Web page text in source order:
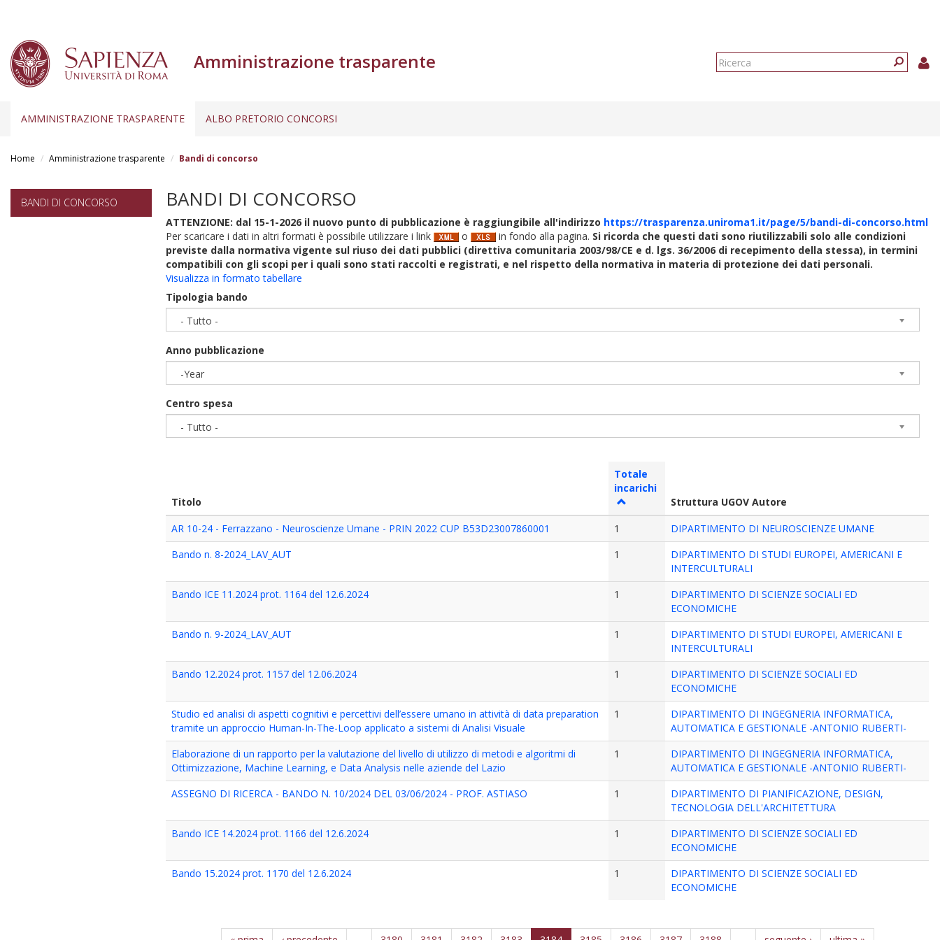
Amministrazione trasparente
Form
AMMINISTRAZIONE TRASPARENTE ALBO PRETORIO CONCORSI
Home Amministrazione trasparente Bandi di concorso
BANDI DI CONCORSO BANDI DI CONCORSO
ATTENZIONE: dal 15-1-2026 il nuovo punto di pubblicazione è raggiungibile all'indirizzo https://trasparenza.uniroma1.it/page/5/bandi-di-concorso.html
Per scaricare i dati in altri formati è possibile utilizzare i link
o in fondo alla pagina. Si ricorda che questi dati sono riutilizzabili solo alle condizioni
previste dalla normativa vigente sul riuso dei dati pubblici (direttiva comunitaria 2003/98/CE e d. lgs. 36/2006 di recepimento della stessa), in termini
compatibili con gli scopi per i quali sono stati raccolti e registrati, e nel rispetto della normativa in materia di protezione dei dati personali.
Visualizza in formato tabellare
Tipologia bando
- Tutto -
Anno pubblicazione
-Year
Centro spesa
- Tutto -
Titolo
Totale
incarichi
Struttura UGOV Autore
AR 10-24 - Ferrazzano - Neuroscienze Umane - PRIN 2022 CUP B53D23007860001
1
DIPARTIMENTO DI NEUROSCIENZE UMANE
Bando n. 8-2024_LAV_AUT
1
DIPARTIMENTO DI STUDI EUROPEI, AMERICANI E
INTERCULTURALI
Bando ICE 11.2024 prot. 1164 del 12.6.2024
1
DIPARTIMENTO DI SCIENZE SOCIALI ED
ECONOMICHE
Bando n. 9-2024_LAV_AUT
1
DIPARTIMENTO DI STUDI EUROPEI, AMERICANI E
INTERCULTURALI
Bando 12.2024 prot. 1157 del 12.06.2024
1
DIPARTIMENTO DI SCIENZE SOCIALI ED
ECONOMICHE
Studio ed analisi di aspetti cognitivi e percettivi dell’essere umano in attività di data preparation
tramite un approccio Human-In-The-Loop applicato a sistemi di Analisi Visuale
1
DIPARTIMENTO DI INGEGNERIA INFORMATICA,
AUTOMATICA E GESTIONALE -ANTONIO RUBERTI-
Elaborazione di un rapporto per la valutazione del livello di utilizzo di metodi e algoritmi di
Ottimizzazione, Machine Learning, e Data Analysis nelle aziende del Lazio
1
DIPARTIMENTO DI INGEGNERIA INFORMATICA,
AUTOMATICA E GESTIONALE -ANTONIO RUBERTI-
ASSEGNO DI RICERCA - BANDO N. 10/2024 DEL 03/06/2024 - PROF. ASTIASO
1
DIPARTIMENTO DI PIANIFICAZIONE, DESIGN,
TECNOLOGIA DELL'ARCHITETTURA
Bando ICE 14.2024 prot. 1166 del 12.6.2024
1
DIPARTIMENTO DI SCIENZE SOCIALI ED
ECONOMICHE
Bando 15.2024 prot. 1170 del 12.6.2024
1
DIPARTIMENTO DI SCIENZE SOCIALI ED
ECONOMICHE